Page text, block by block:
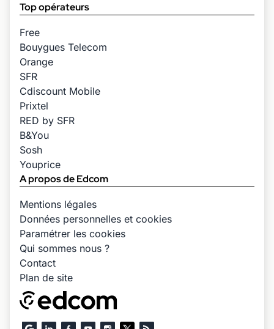
Top opérateurs
Free
Bouygues Telecom
Orange
SFR
Cdiscount Mobile
Prixtel
RED by SFR
B&You
Sosh
Youprice
A propos de Edcom
Mentions légales
Données personnelles et cookies
Paramétrer les cookies
Qui sommes nous ?
Contact
Plan de site